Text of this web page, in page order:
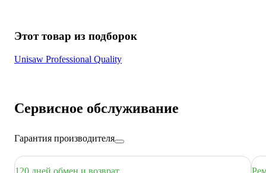
Этот товар из подборок
Unisaw Professional Quality
Сервисное обслуживание
Гарантия производителя
120 дней обмен и возврат